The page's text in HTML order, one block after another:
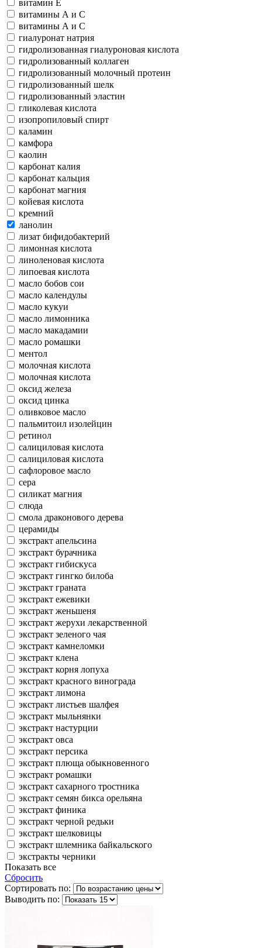
витамин Е
витамины А и С
витамины А и С
гиалуронат натрия
гидролизованная гиалуроновая кислота
гидролизованный коллаген
гидролизованный молочный протеин
гидролизованный шелк
гидролизованный эластин
гликолевая кислота
изопропиловый спирт
каламин
камфора
каолин
карбонат калия
карбонат кальция
карбонат магния
койевая кислота
кремний
ланолин
лизат бифидобактерий
лимонная кислота
линоленовая кислота
липоевая кислота
масло бобов сои
масло календулы
масло кукуи
масло лимонника
масло макадамии
масло ромашки
ментол
молочная кислота
молочная кислота
оксид железа
оксид цинка
оливковое масло
пальмитоил изолейцин
ретинол
салициловая кислота
салициловая кислота
сафлоровое масло
сера
силикат магния
слюда
смола драконового дерева
церамиды
экстракт апельсина
экстракт бурачника
экстракт гибискуса
экстракт гингко билоба
экстракт граната
экстракт ежевики
экстракт женьшеня
экстракт жерухи лекарственной
экстракт зеленого чая
экстракт камнеломки
экстракт клена
экстракт корня лопуха
экстракт красного винограда
экстракт лимона
экстракт листьев шалфея
экстракт мыльнянки
экстракт настурции
экстракт овса
экстракт персика
экстракт плюща обыкновенного
экстракт ромашки
экстракт сахарного тростника
экстракт семян бикса орельяна
экстракт финика
экстракт черной редьки
экстракт шелковицы
экстракт шлемника байкальского
экстракты черники
Показать все
Сбросить
Сортировать по:
Выводить по: